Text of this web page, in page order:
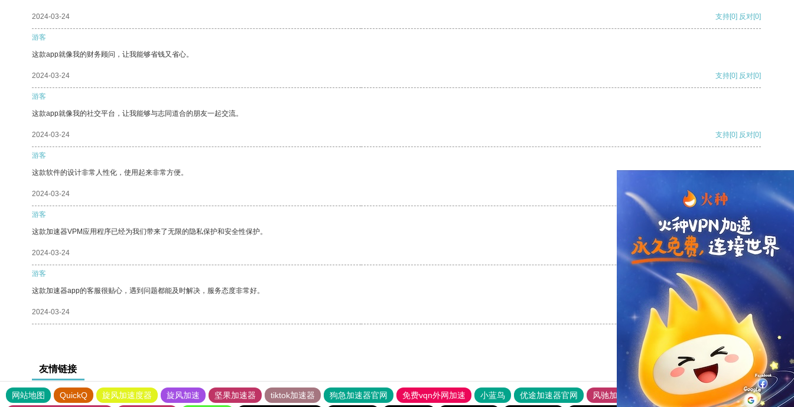
2024-03-24 支持[0] 反对[0]
游客
这款app就像我的财务顾问，让我能够省钱又省心。
2024-03-24 支持[0] 反对[0]
游客
这款app就像我的社交平台，让我能够与志同道合的朋友一起交流。
2024-03-24 支持[0] 反对[0]
游客
这款软件的设计非常人性化，使用起来非常方便。
2024-03-24 支持
游客
这款加速器VPM应用程序已经为我们带来了无限的隐私保护和安全性保护。
2024-03-24 支持[0] 反对[0]
游客
这款加速器app的客服很贴心，遇到问题都能及时解决，服务态度非常好。
2024-03-24 支持[0] 反对[0]
友情链接
网站地图 QuickQ 旋风加速度器 旋风加速 坚果加速器 tiktok加速器 狗急加速器官网 免费vqn外网加速 小蓝鸟 优途加速器官网 风驰加速器 旋风加速器